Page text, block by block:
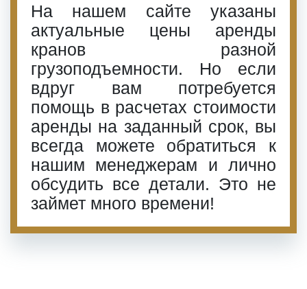
На нашем сайте указаны
актуальные цены аренды
кранов разной
грузоподъемности. Но если
вдруг вам потребуется
помощь в расчетах стоимости
аренды на заданный срок, вы
всегда можете обратиться к
нашим менеджерам и лично
обсудить все детали. Это не
займет много времени!